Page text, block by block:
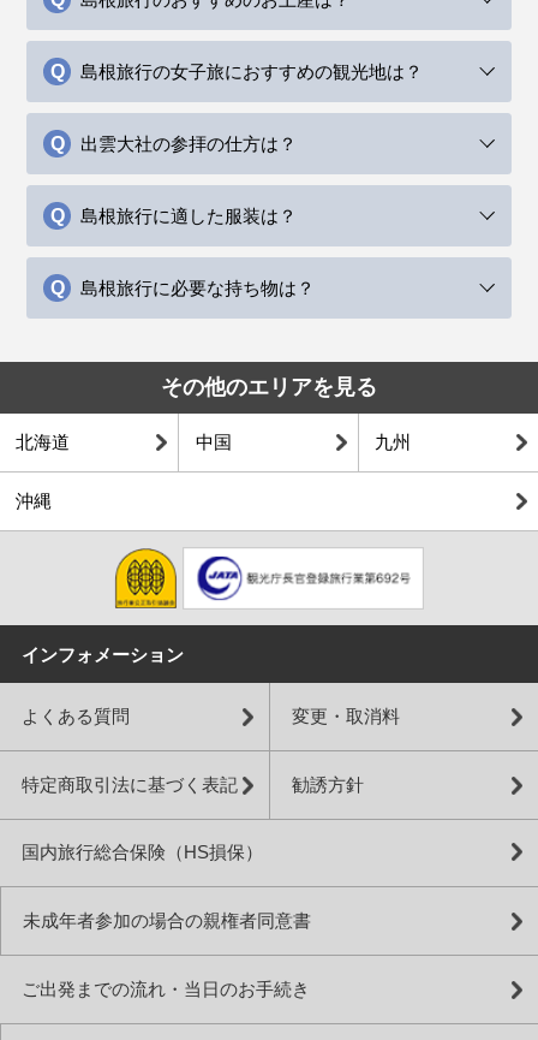
島根旅行の女子旅におすすめの観光地は？
出雲大社の参拝の仕方は？
島根旅行に適した服装は？
島根旅行に必要な持ち物は？
その他のエリアを見る
北海道 中国 九州
沖縄
インフォメーション
よくある質問 変更・取消料
特定商取引法に基づく表記 勧誘方針
国内旅行総合保険（HS損保）
未成年者参加の場合の親権者同意書
ご出発までの流れ・当日のお手続き